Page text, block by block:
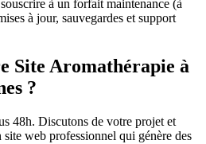
à un forfait maintenance (à
à jour, sauvegardes et support
Site Aromathérapie à
?
48h. Discutons de votre projet et
web professionnel qui génère des